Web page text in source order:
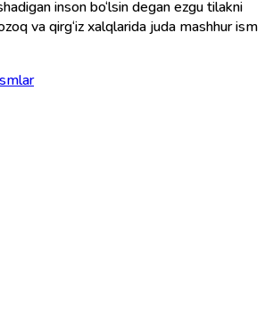
inson bo‘lsin degan ezgu tilakni
va qirg‘iz xalqlarida juda mashhur ism